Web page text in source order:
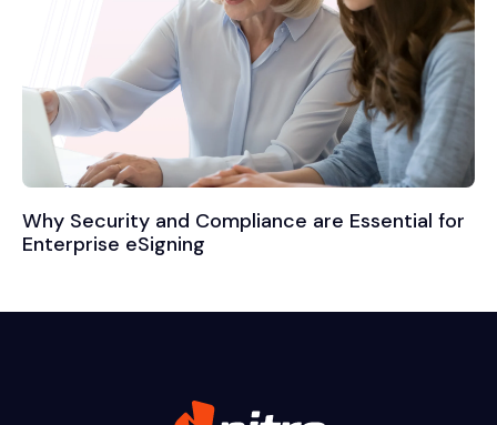
Why Security and Compliance are Essential for
Enterprise eSigning